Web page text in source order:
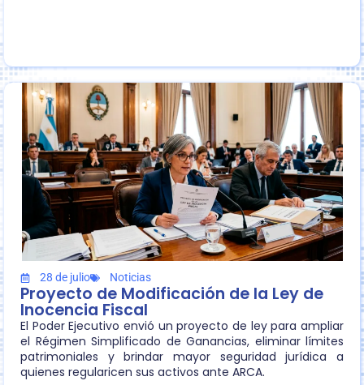
28 de julio Noticias
Proyecto de Modificación de la Ley de
Inocencia Fiscal
El Poder Ejecutivo envió un proyecto de ley para ampliar
el Régimen Simplificado de Ganancias, eliminar límites
patrimoniales y brindar mayor seguridad jurídica a
quienes regularicen sus activos ante ARCA.